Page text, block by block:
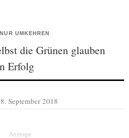
UMKEHREN
die Grünen glauben
Erfolg
September 2018